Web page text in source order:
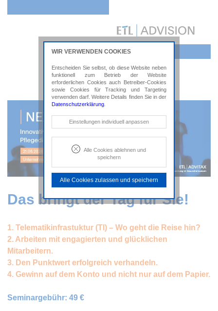
Das bringt der Tag für Sie!
1. Telematikinfrastuktur (TI) – Wo geht die Reise hin?
2. Arbeiten mit engagierten und glücklichen
Mitarbeitern.
3. Den Punktwert erfolgreich verhandeln.
4. Gewinn auf dem Konto und nicht nur auf dem Papier.
Seminargebühr: 49 €
WIR VERWENDEN COOKIES
Entscheiden Sie selbst, ob diese Website neben
funktionell zum Betrieb der Website
erforderlichen Cookies auch Betreiber-Cookies
sowie Cookies für Tracking und Targeting
verwenden darf. Weitere Details finden Sie in der
Datenschutzerklärung
Notwendige Cookies
grundlegende Funktionalität der Website
zu sichern.
Tracking- und Targeting-Cookies
Diese Cookies sind erforderlich, um
unsere Website auf Ihre Bedürfnisse hin
zu optimieren. Hierzu gehört eine
fortlaufende Verbesserung unseres
Angebotes einschließlich der
Angeboten von z.B. Facebook, Twitter
und Google+.
den Kartendienst von Google Maps zu
nutzen, mit dem Sie sich Standorte
Einstellungen individuell anpassen
Alle Cookies ablehnen und
speichern
Alle Cookies zulassen und speichern